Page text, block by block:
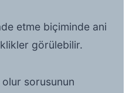
etme biçiminde ani
görülebilir.
sorusunun